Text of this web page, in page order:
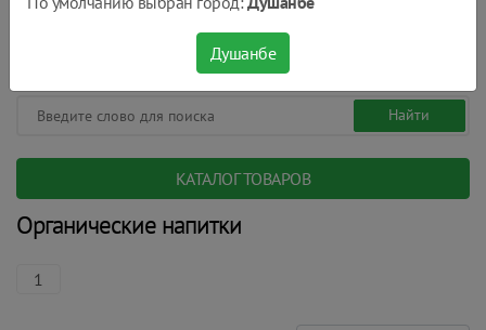
КАТАЛОГ ТОВАРОВ
Органические напитки
1
Душанбе